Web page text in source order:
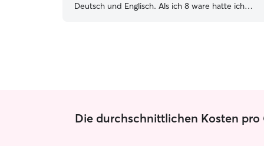
Deutsch und Englisch. Als ich 8 ware hatte ich
Arbeit: Ich arbeite unregelmäßig 2x in der
Die durchschnittlichen Kosten